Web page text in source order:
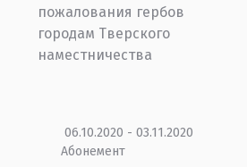
пожалования гербов
городам Тверского
наместничества
06.10.2020 - 03.11.2020
Абонемент